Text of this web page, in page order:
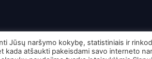
Susisiekime Privatumo politika
Jūsų naršymo kokybę, statistiniais ir
kada atšaukti pakeisdami savo interneto